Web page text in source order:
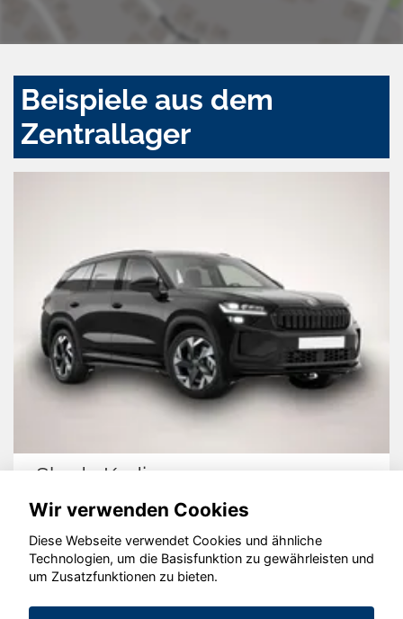
Beispiele aus dem
Zentrallager
Skoda Kodiaq
© konjunkturmotor.de GmbH 2020 - 2026
Wir verwenden Cookies
Diese Webseite verwendet Cookies und ähnliche
Technologien, um die Basisfunktion zu gewährleisten und
um Zusatzfunktionen zu bieten.